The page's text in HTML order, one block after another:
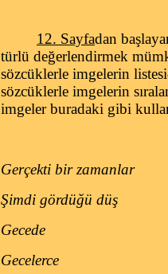
12. Sayfadan
türlü değerlendirmek
sözcüklerle imgelerin
sözcüklerle imgelerin
imgeler buradaki gibi
Gerçekti bir zamanlar
Şimdi gördüğü düş
Gecede
Gecelerce